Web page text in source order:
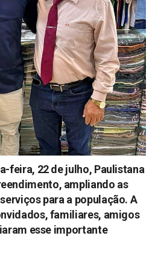
feira, 22 de julho, Paulistana
ampliando as
para a população. A
familiares, amigos
esse importante